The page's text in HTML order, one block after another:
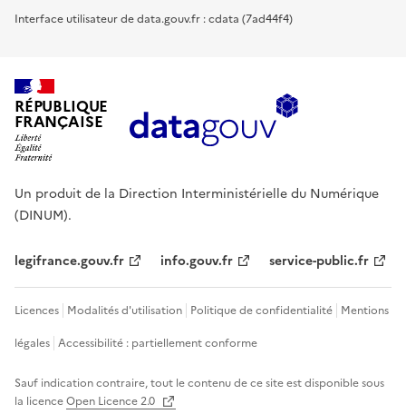
Interface utilisateur de data.gouv.fr : cdata (7ad44f4)
RÉPUBLIQUE
FRANÇAISE
Un produit de la Direction Interministérielle du Numérique
(DINUM).
legifrance.gouv.fr info.gouv.fr service-public.fr
Licences Modalités d'utilisation Politique de confidentialité Mentions
légales Accessibilité : partiellement conforme
Sauf indication contraire, tout le contenu de ce site est disponible sous
la licenceOpen Licence 2.0